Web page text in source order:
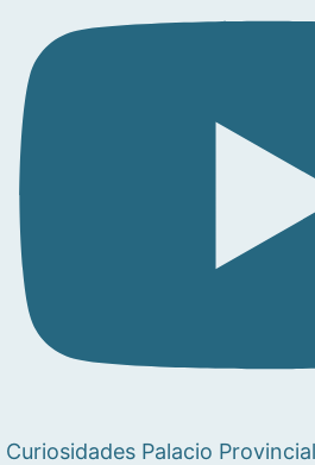
Curiosidades Palacio Provincial